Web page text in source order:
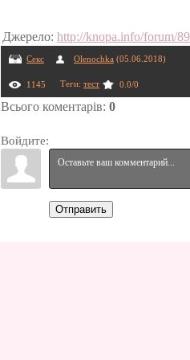
Джерело: http://knopa.info/forum/
Секс Olenochka (05.06.2018)
1145 Теги: тест 0.0/0
Всього коментарів: 0
Войдите:
Отправить